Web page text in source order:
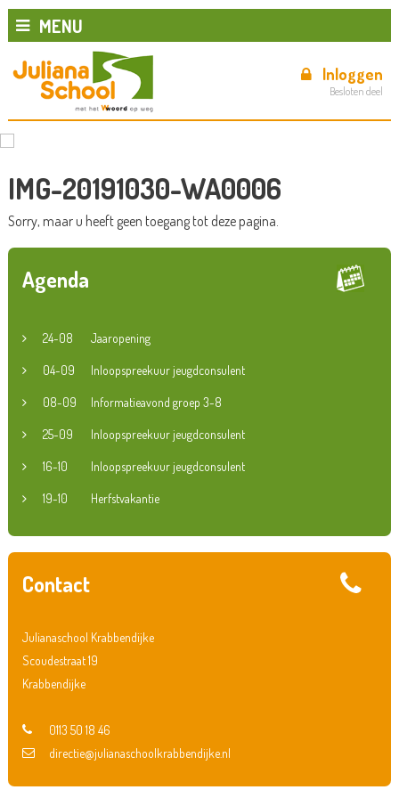
MENU
Inloggen
Besloten deel
IMG-20191030-WA0006
Sorry, maar u heeft geen toegang tot deze pagina.
Agenda
24-08 Jaaropening
04-09 Inloopspreekuur jeugdconsulent
08-09 Informatieavond groep 3-8
25-09 Inloopspreekuur jeugdconsulent
16-10 Inloopspreekuur jeugdconsulent
19-10 Herfstvakantie
Contact
Julianaschool Krabbendijke
Scoudestraat 19
Krabbendijke
0113 50 18 46
directie@julianaschoolkrabbendijke.nl